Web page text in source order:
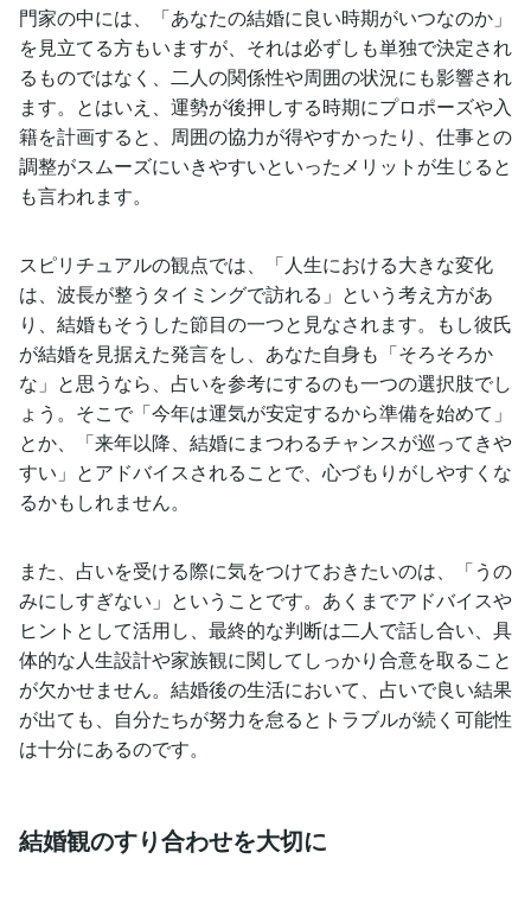
門家の中には、「あなたの結婚に良い時期がいつなのか」
を見立てる方もいますが、それは必ずしも単独で決定され
るものではなく、二人の関係性や周囲の状況にも影響され
ます。とはいえ、運勢が後押しする時期にプロポーズや入
籍を計画すると、周囲の協力が得やすかったり、仕事との
調整がスムーズにいきやすいといったメリットが生じると
も言われます。
スピリチュアルの観点では、「人生における大きな変化
は、波長が整うタイミングで訪れる」という考え方があ
り、結婚もそうした節目の一つと見なされます。もし彼氏
が結婚を見据えた発言をし、あなた自身も「そろそろか
な」と思うなら、占いを参考にするのも一つの選択肢でし
ょう。そこで「今年は運気が安定するから準備を始めて」
とか、「来年以降、結婚にまつわるチャンスが巡ってきや
すい」とアドバイスされることで、心づもりがしやすくな
るかもしれません。
また、占いを受ける際に気をつけておきたいのは、「うの
みにしすぎない」ということです。あくまでアドバイスや
ヒントとして活用し、最終的な判断は二人で話し合い、具
体的な人生設計や家族観に関してしっかり合意を取ること
が欠かせません。結婚後の生活において、占いで良い結果
が出ても、自分たちが努力を怠るとトラブルが続く可能性
は十分にあるのです。
結婚観のすり合わせを大切に